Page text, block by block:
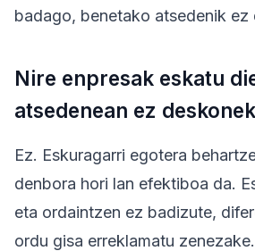
badago, benetako atsedenik ez
Nire enpresak eskatu
atsedenean ez
Ez. Eskuragarri egotera
denbora hori lan efektiboa da.
eta ordaintzen ez badizute,
ordu gisa erreklamatu zenezake.